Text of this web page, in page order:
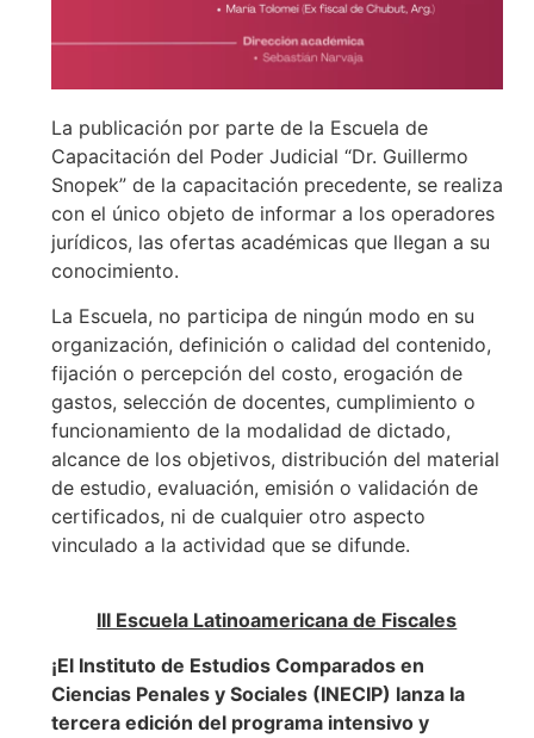
La publicación por parte de la Escuela de
Capacitación del Poder Judicial “Dr. Guillermo
Snopek” de la capacitación precedente, se realiza
con el único objeto de informar a los operadores
jurídicos, las ofertas académicas que llegan a su
conocimiento.
La Escuela, no participa de ningún modo en su
organización, definición o calidad del contenido,
fijación o percepción del costo, erogación de
gastos, selección de docentes, cumplimiento o
funcionamiento de la modalidad de dictado,
alcance de los objetivos, distribución del material
de estudio, evaluación, emisión o validación de
certificados, ni de cualquier otro aspecto
vinculado a la actividad que se difunde.
III Escuela Latinoamericana de Fiscales
¡El Instituto de Estudios Comparados en
Ciencias Penales y Sociales (INECIP) lanza la
tercera edición del programa intensivo y